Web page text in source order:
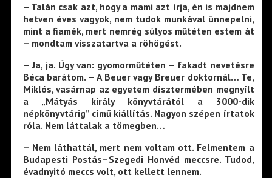
– Talán csak azt, hogy a mami azt írja, én is majdnem
hetven éves vagyok, nem tudok munkával ünnepelni,
mint a fiamék, mert nemrég súlyos műtéten estem át
– mondtam visszatartva a röhögést.
– Ja, ja. Úgy van: gyomorműtéten – fakadt nevetésre
Béca barátom. – A Beuer vagy Breuer doktornál… Te,
Miklós, vasárnap az egyetem dísztermében megnyílt
a „Mátyás király könyvtárától a 3000-dik
népkönyvtárig” című kiállítás. Nagyon szépen írtatok
róla. Nem láttalak a tömegben…
– Nem láthattál, mert nem voltam ott. Felmentem a
Budapesti Postás–Szegedi Honvéd meccsre. Tudod,
évadnyitó meccs volt, ott kellett lennem.